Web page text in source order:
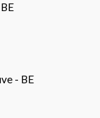
- BE